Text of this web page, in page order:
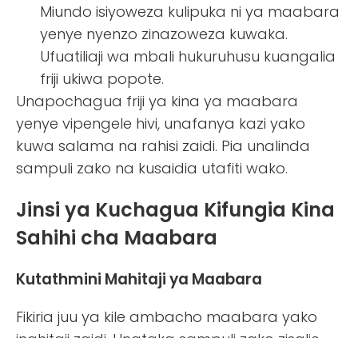
Miundo isiyoweza kulipuka ni ya maabara
yenye nyenzo zinazoweza kuwaka.
Ufuatiliaji wa mbali hukuruhusu kuangalia
friji ukiwa popote.
Unapochagua friji ya kina ya maabara
yenye vipengele hivi, unafanya kazi yako
kuwa salama na rahisi zaidi. Pia unalinda
sampuli zako na kusaidia utafiti wako.
Jinsi ya Kuchagua Kifungia Kina
Sahihi cha Maabara
Kutathmini Mahitaji ya Maabara
Fikiria juu ya kile ambacho maabara yako